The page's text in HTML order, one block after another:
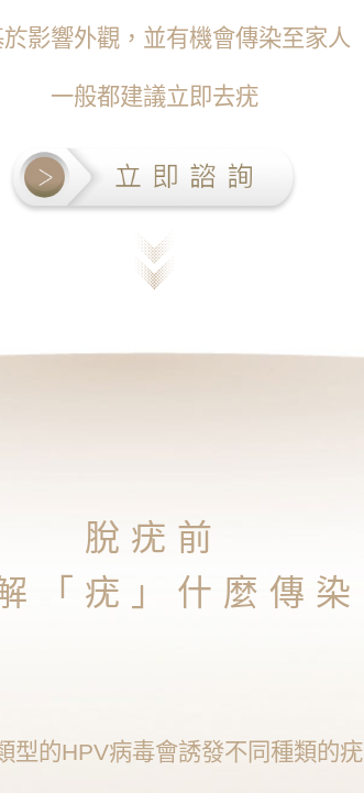
影響外觀，並有機會傳染至家人
一般都建議立即去疣
脫疣前
「疣」什麼傳染
型的HPV病毒會誘發不同種類的疣